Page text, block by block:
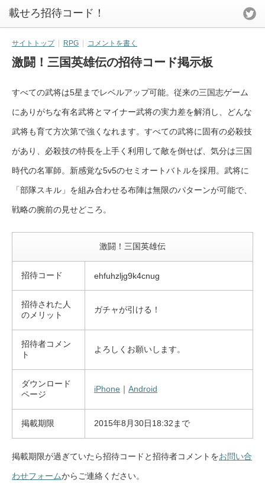
載せろ招待コード！
サイトトップ RPG コメントを書く
激闘！三国英雄伝の招待コード掲示板
すべての武将は5星までレベルアップ可能。従来の三国志ゲーム
にありがちな有名武将とマイナー武将の実力差を解消し、どんな
武将も育て方次第で強くなれます。すべての武将に固有の必殺技
があり、必殺技の特長を上手く利用して敵を倒せば、気分は三国
時代の名軍師。新感覚な5v5のセミオートバトルを採用。武将に
「部隊スキル」を組み合わせる布陣は無限のパターンが可能で、
戦略の腕前の見せどころ。
激闘！三国英雄伝
招待コード ehfuhzljg9k4cnug
招待された人
のメリット
ガチャが引ける！
招待者コメン
ト
よろしくお願いします。
ダウンロード
ページ
iPhone ｜ Android
掲載期限 2015年8月30日18:32まで
掲載期限が過ぎていたら招待コードと招待者コメントをお問い合
わせフォームからご連絡ください。